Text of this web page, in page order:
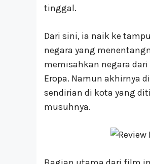
tinggal.
Dari sini, ia naik ke
negara yang
memisahkan negara
Eropa. Namun akhirnya
sendirian di kota yang
musuhnya.